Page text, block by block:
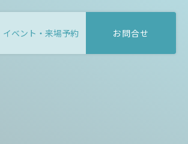
イベント・来場予約 お問合せ